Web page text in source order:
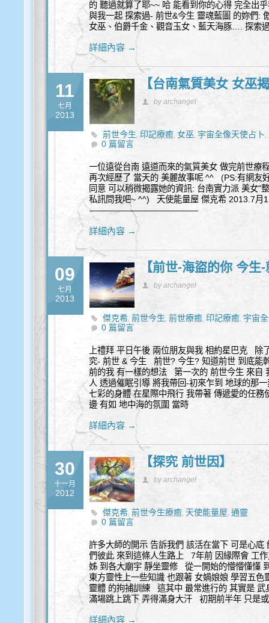
的 聽過就算了耶~~ 哈 能看到你的心得 完全出
與我一起 探索過- 前世&今生 靈魂藍圖 的妳們:
女巫、伯爵千金、觀音玉女、藍天海豚…. 探索
詳細內容 →
11
七月
2013
【台南氣質美女 女巫
by archangel
前世今生, 印記療癒,女巫, 宇宙全像天使占卜,
0 篇留言
一位遠從台南 遠道而來的氣質美女 做完前世療
再次經歷了 當天的 美麗故事呢 ^^ (PS:有網友
同意 可以稍微揭露她的資訊: 台南實力派 美女"
私訊問我吧~ ^^) 天使能量屋 傑克希 2013.7月
—————————————
詳細內容 →
09
七月
2013
【前世-海盜的你 今
by archangel
傑克希, 前世今生, 前世療癒, 印記療癒, 宇宙
0 篇留言
上禮拜 平日午後 兩位朋友與我 相約星巴克 除
究- 前世 & 今生 前世? 今生? 知道前世 到底能
前的我 有一樣的想法 第一次的 前世今生 來自
人 透過催眠引導 將我帶回-初來乍到 地球的那
七彩的身體 在星際中飛行 我帶著 傳遞愛的任
邊 有如 地中海的氛圍 當時
詳細內容 →
30
十一月
2012
【探究 前世因】
by archangel
傑克希, 前世今生療癒, 天使能量屋,通靈
0 篇留言
許多大師的開示 告訴我們 該活在當下 可是心
們彼此 來到這條人生路上 7年前 因緣際會 工
姊 到各大廟宇 靜坐靈修 從一開始的懵懵懂懂
東方靈性上一些知識 也跟著 女媧娘娘 學習五
靈體 的拘捕訓練 這其中 最常進行的 其實是 武
滿場跳上跳下 弄得滿身大汗 初期前半年 只是
詳細內容 →